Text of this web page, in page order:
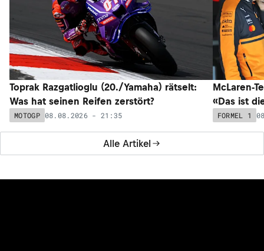
Alle Artikel
Toprak Razgatlioglu (20./Yamaha) rätselt:
Was hat seinen Reifen zerstört?
MOTOGP 08.08.2026 - 21:35
McLaren-
«Das ist
FORMEL 1